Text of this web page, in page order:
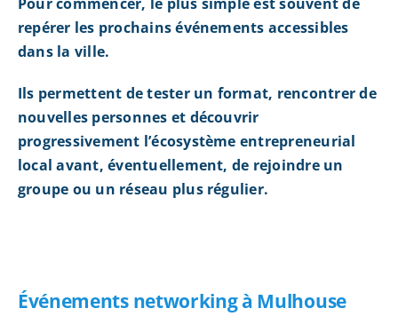
Pour commencer, le plus simple est souvent de
repérer les prochains événements accessibles
dans la ville.
Ils permettent de tester un format, rencontrer de
nouvelles personnes et découvrir
progressivement l’écosystème entrepreneurial
local avant, éventuellement, de rejoindre un
groupe ou un réseau plus régulier.
Événements networking à Mulhouse